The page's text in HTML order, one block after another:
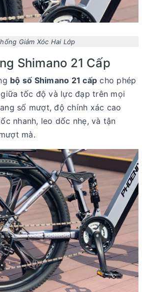
Giảm Xóc Hai Lớp
Shimano 21 Cấp
bộ số Shimano 21 cấp cho phép
tốc độ và lực đạp trên mọi
số mượt, độ chính xác cao
nhanh, leo dốc nhẹ, và tận
mà.